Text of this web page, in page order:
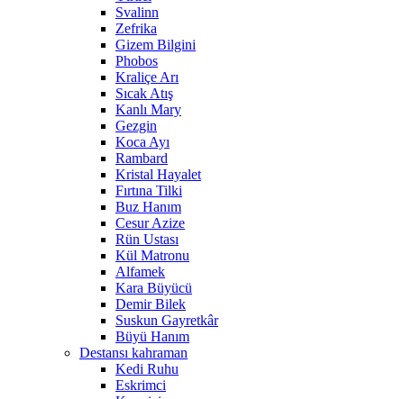
Svalinn
Zefrika
Gizem Bilgini
Phobos
Kraliçe Arı
Sıcak Atış
Kanlı Mary
Gezgin
Koca Ayı
Rambard
Kristal Hayalet
Fırtına Tilki
Buz Hanım
Cesur Azize
Rün Ustası
Kül Matronu
Alfamek
Kara Büyücü
Demir Bilek
Suskun Gayretkâr
Büyü Hanım
Destansı kahraman
Kedi Ruhu
Eskrimci